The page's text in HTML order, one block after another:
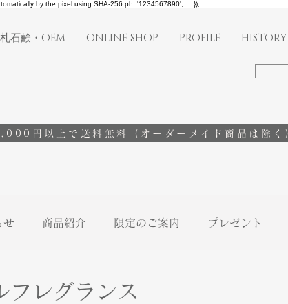
by the pixel using SHA-256 ph: '1234567890', ... });
石鹸・OEM ONLINE SHOP PROFILE HISTORY
円以上で送料無料 (オーダーメイド商品は除く)
せ 商品紹介 限定のご案内 プレゼント
フレグランス